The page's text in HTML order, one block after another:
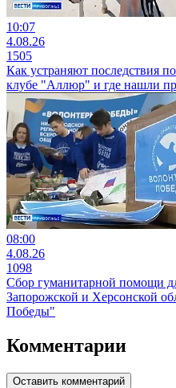
10:07
4.08.26
1505
Как устраняют последствия
клубе "Аллюр" и где нашли
08:00
4.08.26
1098
Сбор гуманитарной помощи
Запорожской и Херсонской
Победы"
Комментарии
Оставить комментарий